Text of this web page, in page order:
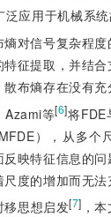
应用于机械系
熵对信号复杂程
征提取，并结
布熵存在没有
Azami等[6]将FDE
），从多个
映特征信息的
度的增加而无
移思想启发[7] ，